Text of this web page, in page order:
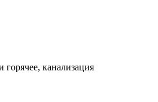
канализация